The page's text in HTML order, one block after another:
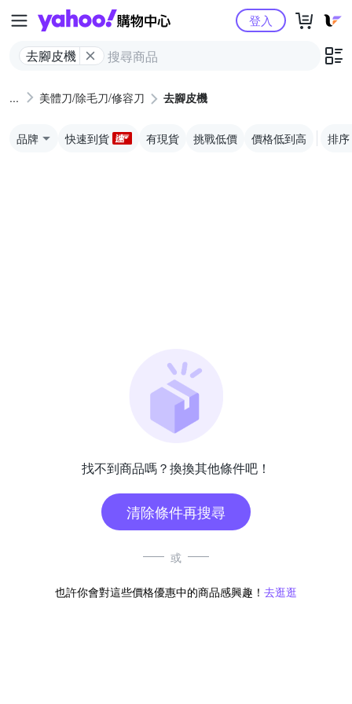
Yahoo購物中心
去腳皮機
登入
美體刀/除毛刀/修容刀 去腳皮機
品牌 快速到貨 有現貨 挑戰低價 價格低到高 排序
找不到商品嗎？換換其他條件吧！
清除條件再搜尋
或
也許你會對這些價格優惠中的商品感興趣！ 去逛逛